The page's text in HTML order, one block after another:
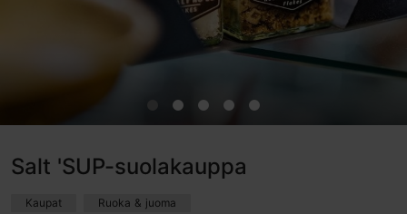
Salt 'SUP-suolakauppa
Kaupat Ruoka & juoma